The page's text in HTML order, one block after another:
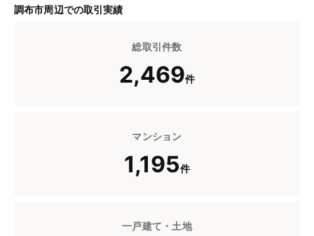
調布市周辺での取引実績
総取引件数
2,469件
マンション
1,195件
一戸建て・土地